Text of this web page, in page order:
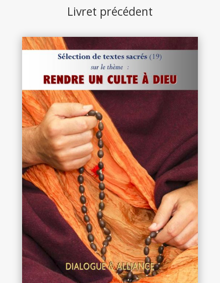
Livret précédent